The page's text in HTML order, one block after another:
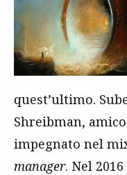
quest’ultimo.
Shreibman,
impegnato nel
manager. Nel